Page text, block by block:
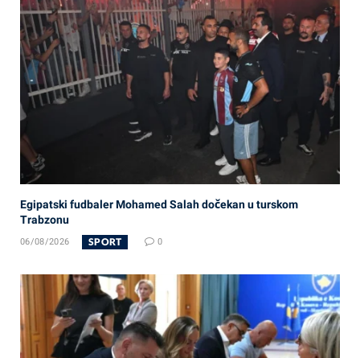
Egipatski fudbaler Mohamed Salah dočekan u turskom
Trabzonu
06/08/2026 SPORT 0